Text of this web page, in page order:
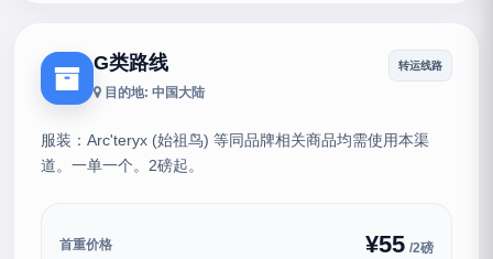
G类路线
目的地: 中国大陆
转运线路
服装：Arc'teryx (始祖鸟) 等同品牌相关商品均需使用本渠
道。一单一个。2磅起。
首重价格 ¥55 /2磅